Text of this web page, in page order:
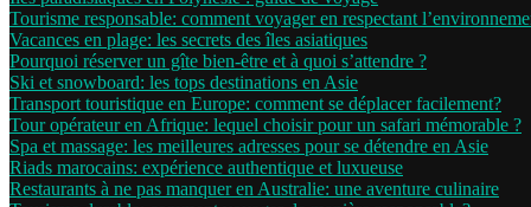
Tourisme responsable: comment voyager en respectant
Vacances en plage: les secrets des îles asiatiques
Pourquoi réserver un gîte bien-être et à quoi s’attendre ?
Ski et snowboard: les tops destinations en Asie
Transport touristique en Europe: comment se déplacer facilement?
Tour opérateur en Afrique: lequel choisir pour un safari mémorable ?
Spa et massage: les meilleures adresses pour se détendre en Asie
Riads marocains: expérience authentique et luxueuse
Restaurants à ne pas manquer en Australie: une aventure culinaire